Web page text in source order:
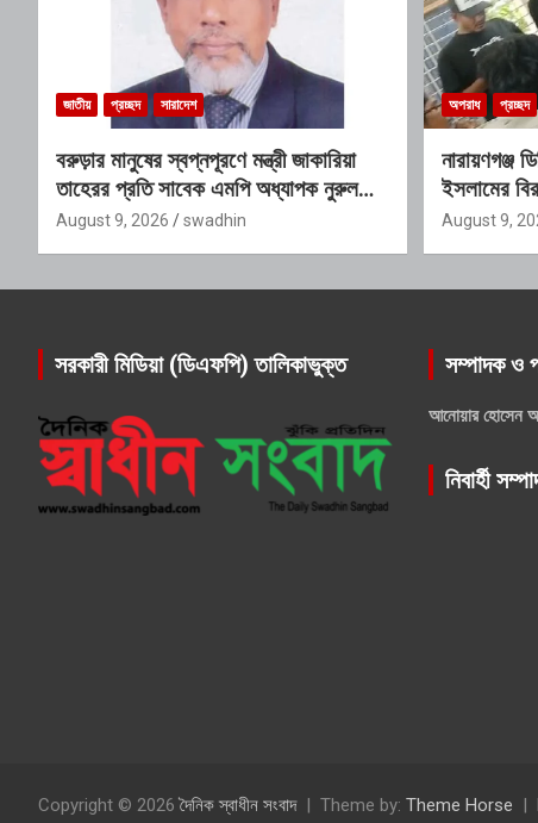
জাতীয় প্রচ্ছদ সারাদেশ
বরুড়ার মানুষের স্বপ্নপূরণে মন্ত্রী জাকারিয়া
তাহেরর প্রতি সাবেক এমপি অধ্যাপক নুরুল
ইসলাম মিলনের আহ্বান
August 9, 2026 swadhin
অপরাধ প্রচ্ছদ
নারায়ণগঞ্জ
ইসলামের
কর্মকাণ্ডের
August 9,
সরকারী মিডিয়া (ডিএফপি) তালিকাভুক্ত সম্পাদক ও
আনোয়ার হোসেন
নিবার্হী
Copyright © 2026দৈনিক স্বাধীন সংবাদ Theme by: Theme Horse